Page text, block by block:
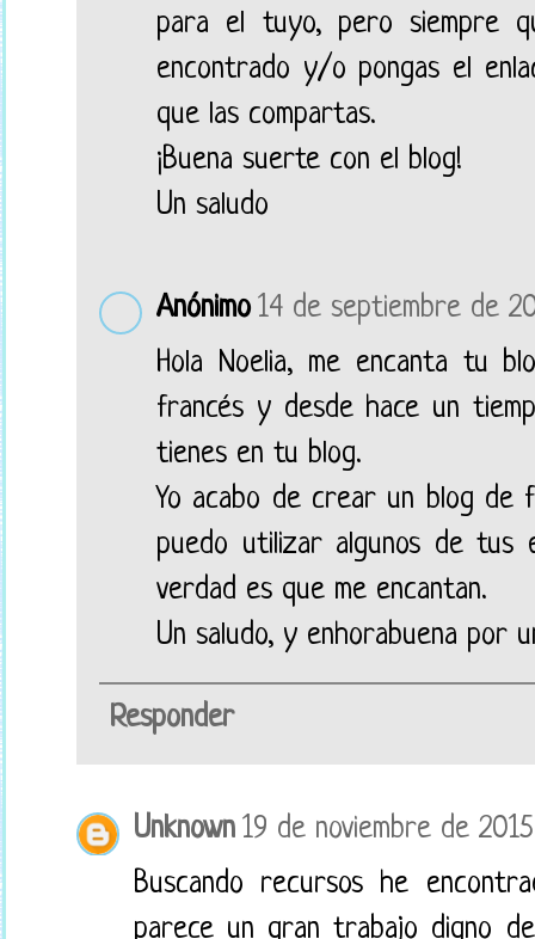
para el tuyo, pero siempre
encontrado y/o pongas el
que las compartas.
¡Buena suerte con el blog!
Un saludo
Anónimo 14 de septiembre de
Hola Noelia, me encanta tu
francés y desde hace un
tienes en tu blog.
Yo acabo de crear un blog
puedo utilizar algunos de tus
verdad es que me encantan.
Un saludo, y enhorabuena por
Responder
Unknown 19 de noviembre de
Buscando recursos he
parece un gran trabajo digno